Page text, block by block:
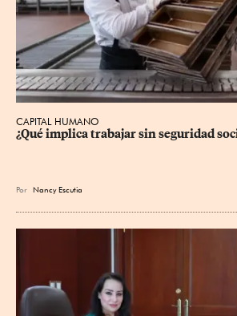
CAPITAL HUMANO
¿Qué implica trabajar sin seguridad
Por Nancy Escutia